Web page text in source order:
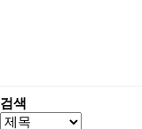
검색